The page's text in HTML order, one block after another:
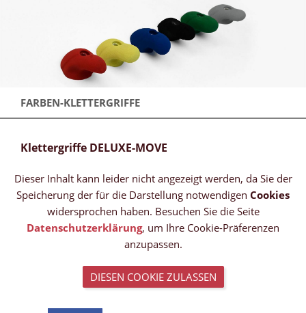
FARBEN-KLETTERGRIFFE
Klettergriffe DELUXE-MOVE
Dieser Inhalt kann leider nicht angezeigt werden, da Sie der
Speicherung der für die Darstellung notwendigen Cookies
widersprochen haben. Besuchen Sie die Seite
Datenschutzerklärung, um Ihre Cookie-Präferenzen
anzupassen.
DIESEN COOKIE ZULASSEN